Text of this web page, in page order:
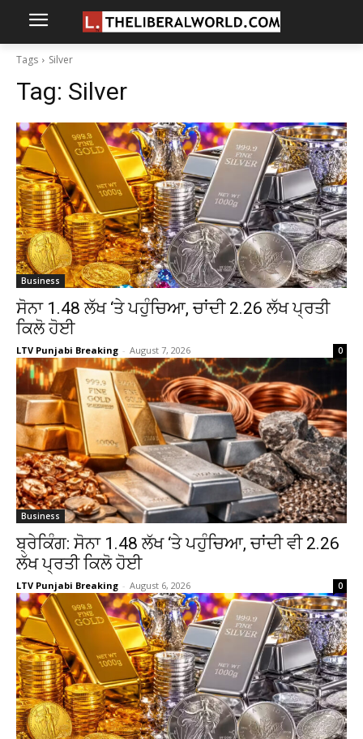
Tags Silver
Tag: Silver
Business
ਸੋਨਾ ₹1.48 ਲੱਖ ‘ਤੇ ਪਹੁੰਚਿਆ, ਚਾਂਦੀ ₹2.26 ਲੱਖ ਪ੍ਰਤੀ
ਕਿਲੋ ਹੋਈ
LTV Punjabi Breaking - August 7, 2026 0
Business
ਬ੍ਰੇਕਿੰਗ: ਸੋਨਾ ₹1.48 ਲੱਖ ‘ਤੇ ਪਹੁੰਚਿਆ, ਚਾਂਦੀ ਵੀ ₹2.26
ਲੱਖ ਪ੍ਰਤੀ ਕਿਲੋ ਹੋਈ
LTV Punjabi Breaking - August 6, 2026 0